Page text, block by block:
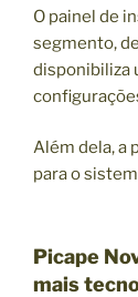
O painel de
segmento,
disponibiliza
Além dela, a
para o
Picape
mais